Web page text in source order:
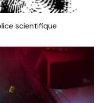
scientifique